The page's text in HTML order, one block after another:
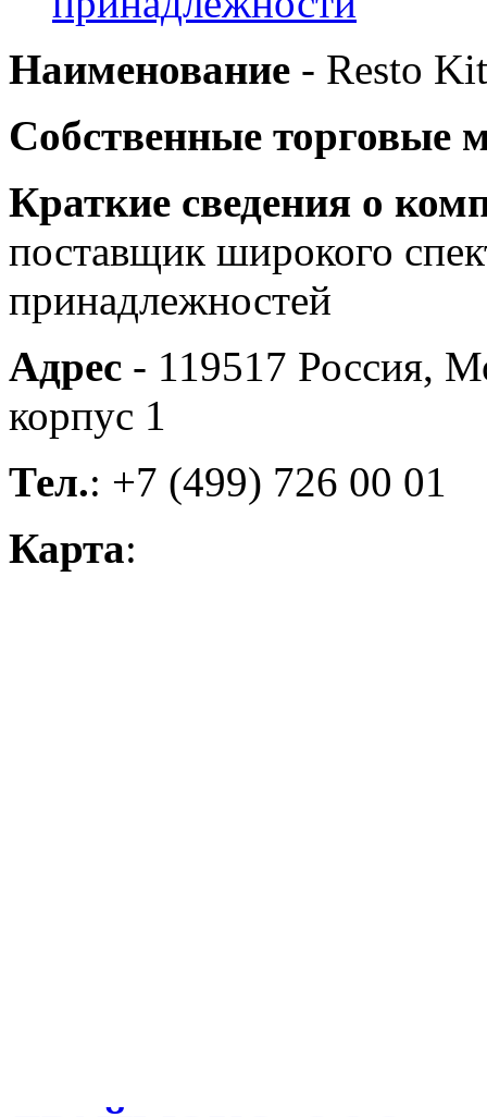
Наименование - Resto
Собственные торговые
Краткие сведения о
поставщик широкого
принадлежностей
Адрес - 119517 Россия,
корпус 1
Тел.: +7 (499) 726 00 01
Карта: